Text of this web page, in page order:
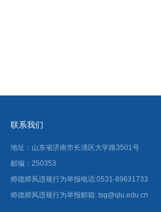
联系我们
地址：山东省济南市长清区大学路3501号
邮编：250353
师德师风违规行为举报电话:0531-89631733
师德师风违规行为举报邮箱: tsg@qlu.edu.cn